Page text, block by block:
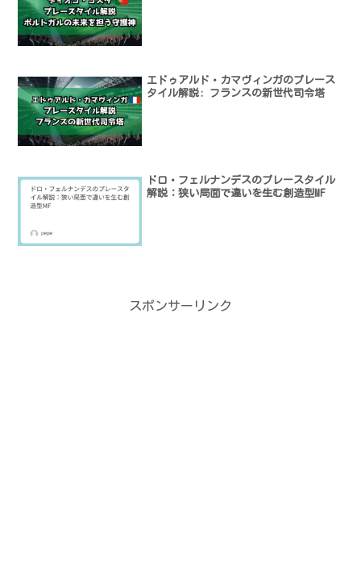
エドゥアルド・カマヴィンガのプレース
タイル解説: フランスの新世代司令塔
ドロ・フェルナンデスのプレースタイル
解説：狭い局面で違いを生む創造型MF
スポンサーリンク